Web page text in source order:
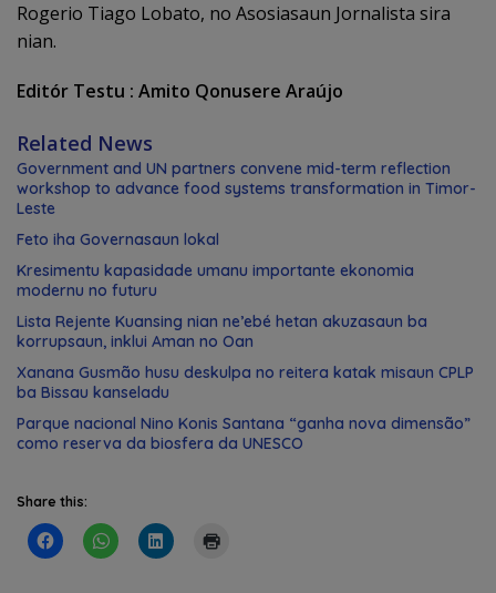
Rogerio Tiago Lobato, no Asosiasaun Jornalista sira
nian.
Editór Testu : Amito Qonusere Araújo
Related News
Government and UN partners convene mid-term reflection
workshop to advance food systems transformation in Timor-
Leste
Feto iha Governasaun lokal
Kresimentu kapasidade umanu importante ekonomia
modernu no futuru
Lista Rejente Kuansing nian ne’ebé hetan akuzasaun ba
korrupsaun, inklui Aman no Oan
Xanana Gusmão husu deskulpa no reitera katak misaun CPLP
ba Bissau kanseladu
Parque nacional Nino Konis Santana “ganha nova dimensão”
como reserva da biosfera da UNESCO
Share this: